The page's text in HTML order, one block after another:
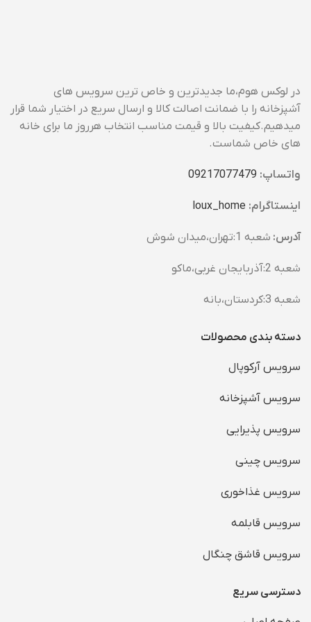
در لوکس هوم،ما جدیدترین و خاص ترین سرویس های
آشپزخانه را با ضمانت اصالت کالا و ارسال سریع در اختیار شما قرار
میدهیم.کیفیت بالا و قیمت مناسب انتخاب هرروز ما برای خانه
های خاص شماست.
واتساپ: 09217077479
اینستاگرام: loux_home​
آدرس: شعبه 1:تهران،میدان شوش
شعبه 2:آذربایجان غربی،ماکو
شعبه 3:کردستان،بانه
دسته بندی محصولات
سرویس آرکوپال
سرویس آشپزخانه
سرویس پذیرایی
سرویس چینی
سرویس غذاخوری
سرویس قابلمه
سرویس قاشق چنگال
دسترسی سریع